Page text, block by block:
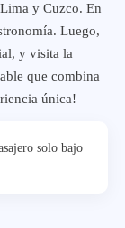
y Cuzco. En
Luego,
y visita la
que combina
única!
solo bajo